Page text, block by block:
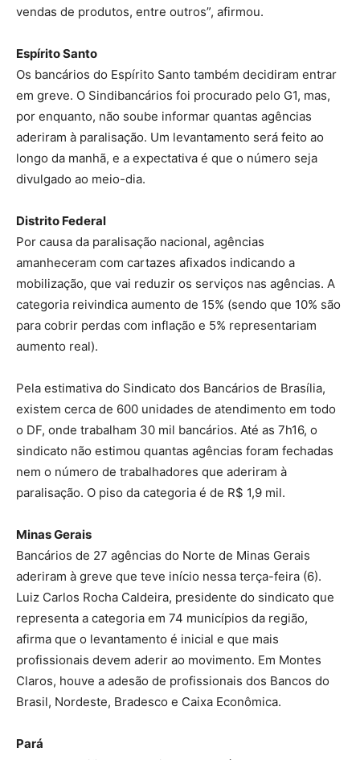
vendas de produtos, entre outros”, afirmou.
Espírito Santo
Os bancários do Espírito Santo também decidiram entrar
em greve. O Sindibancários foi procurado pelo G1, mas,
por enquanto, não soube informar quantas agências
aderiram à paralisação. Um levantamento será feito ao
longo da manhã, e a expectativa é que o número seja
divulgado ao meio-dia.
Distrito Federal
Por causa da paralisação nacional, agências
amanheceram com cartazes afixados indicando a
mobilização, que vai reduzir os serviços nas agências. A
categoria reivindica aumento de 15% (sendo que 10% são
para cobrir perdas com inflação e 5% representariam
aumento real).
Pela estimativa do Sindicato dos Bancários de Brasília,
existem cerca de 600 unidades de atendimento em todo
o DF, onde trabalham 30 mil bancários. Até as 7h16, o
sindicato não estimou quantas agências foram fechadas
nem o número de trabalhadores que aderiram à
paralisação. O piso da categoria é de R$ 1,9 mil.
Minas Gerais
Bancários de 27 agências do Norte de Minas Gerais
aderiram à greve que teve início nessa terça-feira (6).
Luiz Carlos Rocha Caldeira, presidente do sindicato que
representa a categoria em 74 municípios da região,
afirma que o levantamento é inicial e que mais
profissionais devem aderir ao movimento. Em Montes
Claros, houve a adesão de profissionais dos Bancos do
Brasil, Nordeste, Bradesco e Caixa Econômica.
Pará